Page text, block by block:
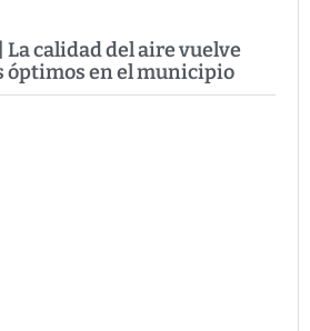
La calidad del aire vuelve
óptimos en el municipio